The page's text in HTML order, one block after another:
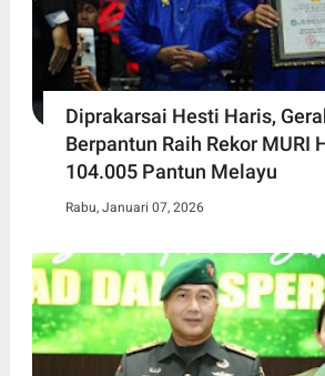
Diprakarsai Hesti Haris,
Berpantun Raih Rekor MURI
104.005 Pantun Melayu
Rabu, Januari 07, 2026